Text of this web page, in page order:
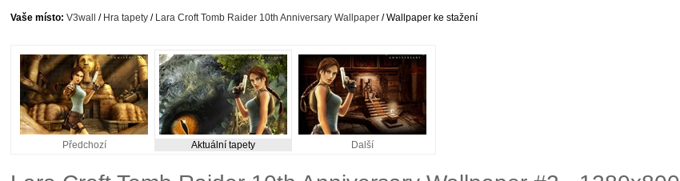
Vaše místo: V3wall / Hra tapety / Lara Croft Tomb Raider 10th Anniversary Wallpaper / Wallpaper ke stažení
Předchozí Aktuální tapety Další